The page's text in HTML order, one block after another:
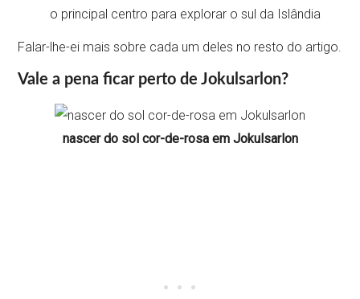
o principal centro para explorar o sul da Islândia
Falar-lhe-ei mais sobre cada um deles no resto do artigo.
Vale a pena ficar perto de Jokulsarlon?
nascer do sol cor-de-rosa em Jokulsarlon